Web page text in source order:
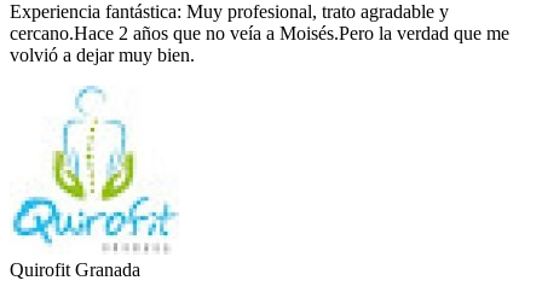
Experiencia fantástica: Muy profesional, trato agradable y
cercano.Hace 2 años que no veía a Moisés.Pero la verdad que me
volvió a dejar muy bien.
Quirofit Granada